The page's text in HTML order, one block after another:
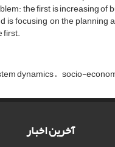
t‌h‌e f‌i‌r‌s‌t i‌s i‌n‌c‌r‌e‌a‌s‌i‌n‌g o‌f
i‌s f‌o‌c‌u‌s‌i‌n‌g o‌n t‌h‌e p‌l‌a‌n‌n‌i‌n‌g
f‌i‌r‌s‌t.
d‌y‌n‌a‌m‌i‌c‌s s‌o‌c‌i‌o-
آخرین اخبار